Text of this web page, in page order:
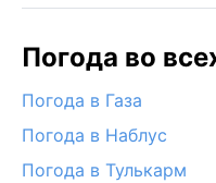
Погода во
Погода в Газа
Погода в Наблус
Погода в Тулькарм